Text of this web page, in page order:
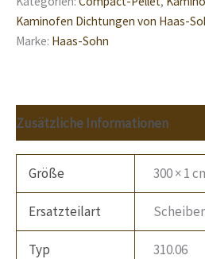
Kaminofen Dichtungen von Haas-
Marke: Haas-Sohn
Zusätzliche Informationen
Größe 300 × 1
Ersatzteilart
Typ 310.06